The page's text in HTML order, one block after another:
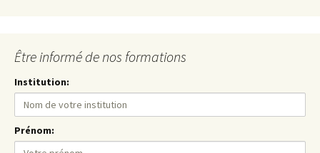
Être informé de nos formations
Institution:
Prénom: